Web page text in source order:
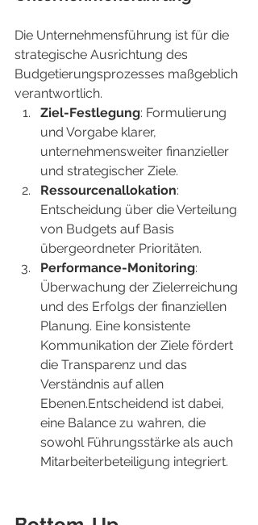
Die Unternehmensführung ist für die
strategische Ausrichtung des
Budgetierungsprozesses maßgeblich
verantwortlich.
Ziel-Festlegung: Formulierung
und Vorgabe klarer,
unternehmensweiter finanzieller
und strategischer Ziele.
Ressourcenallokation:
Entscheidung über die Verteilung
von Budgets auf Basis
übergeordneter Prioritäten.
Performance-Monitoring:
Überwachung der Zielerreichung
und des Erfolgs der finanziellen
Planung. Eine konsistente
Kommunikation der Ziele fördert
die Transparenz und das
Verständnis auf allen
Ebenen.Entscheidend ist dabei,
eine Balance zu wahren, die
sowohl Führungsstärke als auch
Mitarbeiterbeteiligung integriert.